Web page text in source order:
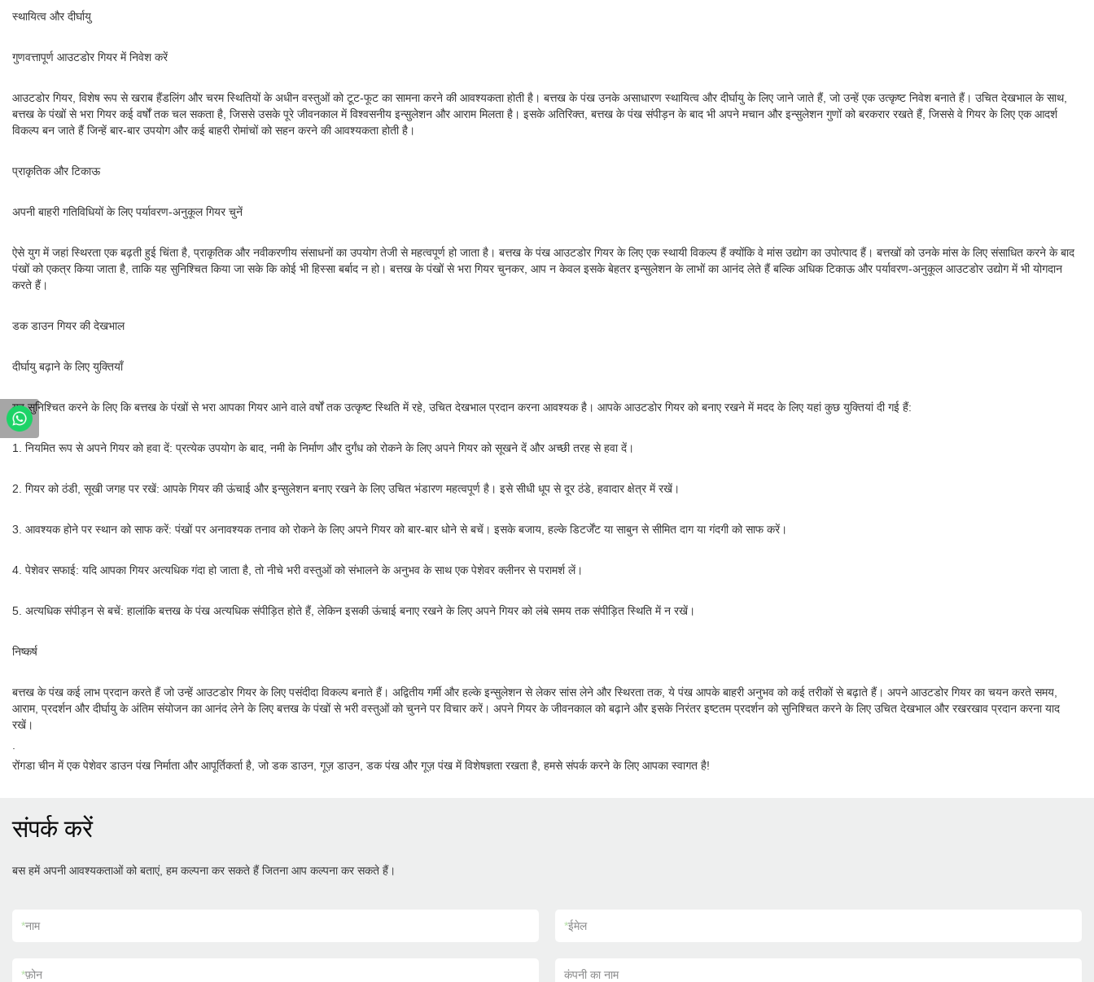
स्थायित्व और दीर्घायु
गुणवत्तापूर्ण आउटडोर गियर में निवेश करें
आउटडोर गियर, विशेष रूप से खराब हैंडलिंग और चरम स्थितियों के अधीन वस्तुओं को टूट-फूट का सामना करने की आवश्यकता होती है। बत्तख के पंख उनके असाधारण स्थायित्व और दीर्घायु के लिए जाने जाते हैं, जो उन्हें एक उत्कृष्ट निवेश बनाते हैं। उचित देखभाल के साथ,
बत्तख के पंखों से भरा गियर कई वर्षों तक चल सकता है, जिससे उसके पूरे जीवनकाल में विश्वसनीय इन्सुलेशन और आराम मिलता है। इसके अतिरिक्त, बत्तख के पंख संपीड़न के बाद भी अपने मचान और इन्सुलेशन गुणों को बरकरार रखते हैं, जिससे वे गियर के लिए एक आदर्श
विकल्प बन जाते हैं जिन्हें बार-बार उपयोग और कई बाहरी रोमांचों को सहन करने की आवश्यकता होती है।
प्राकृतिक और टिकाऊ
अपनी बाहरी गतिविधियों के लिए पर्यावरण-अनुकूल गियर चुनें
ऐसे युग में जहां स्थिरता एक बढ़ती हुई चिंता है, प्राकृतिक और नवीकरणीय संसाधनों का उपयोग तेजी से महत्वपूर्ण हो जाता है। बत्तख के पंख आउटडोर गियर के लिए एक स्थायी विकल्प हैं क्योंकि वे मांस उद्योग का उपोत्पाद हैं। बत्तखों को उनके मांस के लिए संसाधित करने के बाद
पंखों को एकत्र किया जाता है, ताकि यह सुनिश्चित किया जा सके कि कोई भी हिस्सा बर्बाद न हो। बत्तख के पंखों से भरा गियर चुनकर, आप न केवल इसके बेहतर इन्सुलेशन के लाभों का आनंद लेते हैं बल्कि अधिक टिकाऊ और पर्यावरण-अनुकूल आउटडोर उद्योग में भी योगदान
करते हैं।
डक डाउन गियर की देखभाल
दीर्घायु बढ़ाने के लिए युक्तियाँ
यह सुनिश्चित करने के लिए कि बत्तख के पंखों से भरा आपका गियर आने वाले वर्षों तक उत्कृष्ट स्थिति में रहे, उचित देखभाल प्रदान करना आवश्यक है। आपके आउटडोर गियर को बनाए रखने में मदद के लिए यहां कुछ युक्तियां दी गई हैं:
1. नियमित रूप से अपने गियर को हवा दें: प्रत्येक उपयोग के बाद, नमी के निर्माण और दुर्गंध को रोकने के लिए अपने गियर को सूखने दें और अच्छी तरह से हवा दें।
2. गियर को ठंडी, सूखी जगह पर रखें: आपके गियर की ऊंचाई और इन्सुलेशन बनाए रखने के लिए उचित भंडारण महत्वपूर्ण है। इसे सीधी धूप से दूर ठंडे, हवादार क्षेत्र में रखें।
3. आवश्यक होने पर स्थान को साफ करें: पंखों पर अनावश्यक तनाव को रोकने के लिए अपने गियर को बार-बार धोने से बचें। इसके बजाय, हल्के डिटर्जेंट या साबुन से सीमित दाग या गंदगी को साफ करें।
4. पेशेवर सफाई: यदि आपका गियर अत्यधिक गंदा हो जाता है, तो नीचे भरी वस्तुओं को संभालने के अनुभव के साथ एक पेशेवर क्लीनर से परामर्श लें।
5. अत्यधिक संपीड़न से बचें: हालांकि बत्तख के पंख अत्यधिक संपीड़ित होते हैं, लेकिन इसकी ऊंचाई बनाए रखने के लिए अपने गियर को लंबे समय तक संपीड़ित स्थिति में न रखें।
निष्कर्ष
बत्तख के पंख कई लाभ प्रदान करते हैं जो उन्हें आउटडोर गियर के लिए पसंदीदा विकल्प बनाते हैं। अद्वितीय गर्मी और हल्के इन्सुलेशन से लेकर सांस लेने और स्थिरता तक, ये पंख आपके बाहरी अनुभव को कई तरीकों से बढ़ाते हैं। अपने आउटडोर गियर का चयन करते समय,
आराम, प्रदर्शन और दीर्घायु के अंतिम संयोजन का आनंद लेने के लिए बत्तख के पंखों से भरी वस्तुओं को चुनने पर विचार करें। अपने गियर के जीवनकाल को बढ़ाने और इसके निरंतर इष्टतम प्रदर्शन को सुनिश्चित करने के लिए उचित देखभाल और रखरखाव प्रदान करना याद
रखें।
रोंगडा चीन में एक पेशेवर डाउन पंख निर्माता और आपूर्तिकर्ता है, जो डक डाउन, गूज़ डाउन, डक पंख और गूज़ पंख में विशेषज्ञता रखता है, हमसे संपर्क करने के लिए आपका स्वागत है!
संपर्क करें
बस हमें अपनी आवश्यकताओं को बताएं, हम कल्पना कर सकते हैं जितना आप कल्पना कर सकते हैं।
*नाम *ईमेल
*फ़ोन कंपनी का नाम